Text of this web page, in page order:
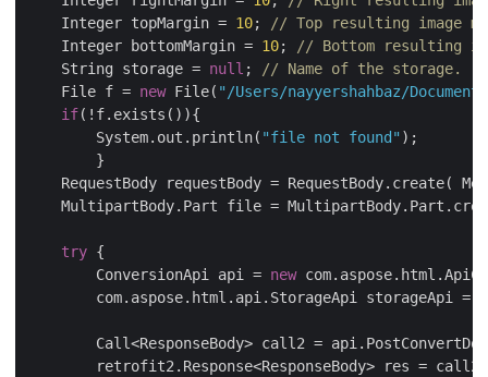
    Integer topMargin =
10;
// Top resulting image
    Integer bottomMargin =
10;
// Bottom resulting
    String storage =
null ;
// Name of the storage.
    File f =
new File( "/Users/nayyershahbaz/
if(!f.exists()){
	System.out.println(
"file not found" );
RequestBody requestBody = RequestBody.create(
MultipartBody.Part file =
try {
	ConversionApi api =
new
	com.aspose.html.api.StorageApi storageApi =
Call<ResponseBody> call2 =